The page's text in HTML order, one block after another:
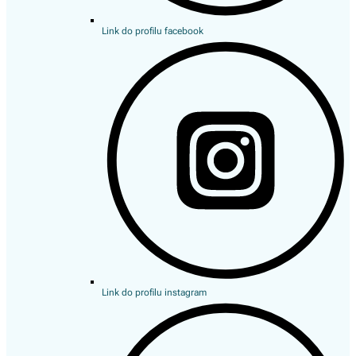
Link do profilu facebook
Link do profilu instagram